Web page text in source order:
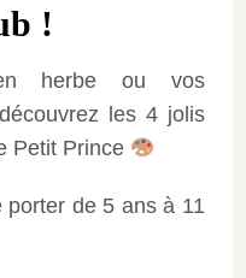
!
herbe ou vos
les 4 jolis
Petit Prince
de 5 ans à 11